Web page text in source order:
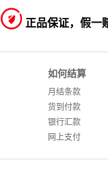
 正品保证，假一
如何结算
月结条款
货到付款
银行汇款
网上支付